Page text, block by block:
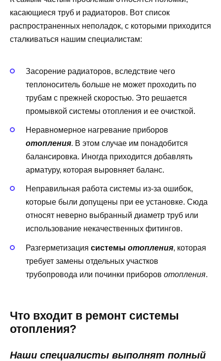
касающиеся труб и радиаторов. Вот список
распространенных неполадок, с которыми приходится
сталкиваться нашим специалистам:
Засорение радиаторов, вследствие чего
теплоноситель больше не может проходить по
трубам с прежней скоростью. Это решается
промывкой системы отопления и ее очисткой.
Неравномерное нагревание приборов
отопления. В этом случае им понадобится
балансировка. Иногда приходится добавлять
арматуру, которая выровняет баланс.
Неправильная работа системы из-за ошибок,
которые были допущены при ее установке. Сюда
относят неверно выбранный диаметр труб или
использование некачественных фитингов.
Разгерметизация системы отопления, которая
требует замены отдельных участков
трубопровода или починки приборов отопления.
Что входит в ремонт системы
отопления?
Наши специалисты выполнят полный